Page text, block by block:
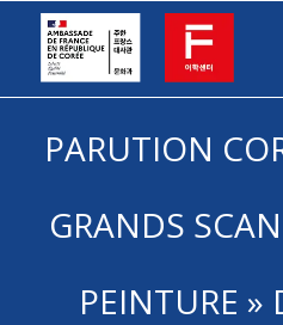
PARUTION
GRANDS
PEINTURE »